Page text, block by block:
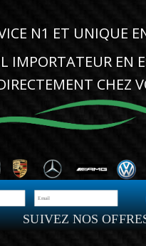
N1 ET UNIQUE
IMPORTATEUR EN
CHEZ
SUIVEZ NOS